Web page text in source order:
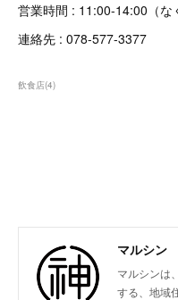
営業時間 : 11:00-14:00（な
連絡先 : 078-577-3377
飲食店(4)
マルシン
マルシンは
する、地域